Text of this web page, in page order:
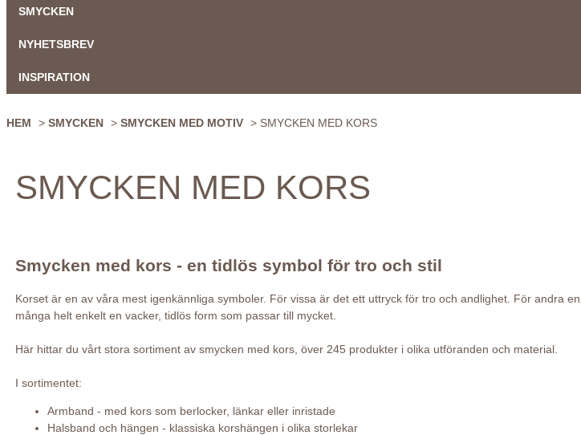
SMYCKEN
NYHETSBREV
INSPIRATION
HEM > SMYCKEN > SMYCKEN MED MOTIV > SMYCKEN MED KORS
SMYCKEN MED KORS
Smycken med kors - en tidlös symbol för tro och stil
Korset är en av våra mest igenkännliga symboler. För vissa är det ett uttryck för tro och andlighet. För andra
många helt enkelt en vacker, tidlös form som passar till mycket.
Här hittar du vårt stora sortiment av smycken med kors, över 245 produkter i olika utföranden och material.
I sortimentet:
Armband - med kors som berlocker, länkar eller inristade
Halsband och hängen - klassiska korshängen i olika storlekar